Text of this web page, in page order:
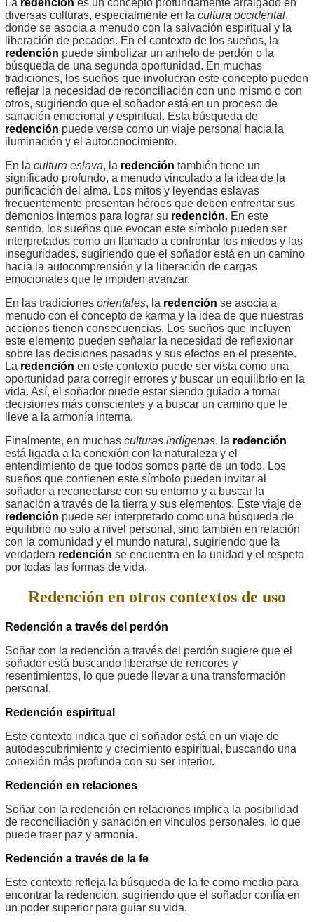
diversas culturas, especialmente en la cultura occidental,
donde se asocia a menudo con la salvación espiritual y la
liberación de pecados. En el contexto de los sueños, la
redención puede simbolizar un anhelo de perdón o la
búsqueda de una segunda oportunidad. En muchas
tradiciones, los sueños que involucran este concepto pueden
reflejar la necesidad de reconciliación con uno mismo o con
otros, sugiriendo que el soñador está en un proceso de
sanación emocional y espiritual. Esta búsqueda de
redención puede verse como un viaje personal hacia la
iluminación y el autoconocimiento.
En la cultura eslava, la redención también tiene un
significado profundo, a menudo vinculado a la idea de la
purificación del alma. Los mitos y leyendas eslavas
frecuentemente presentan héroes que deben enfrentar sus
demonios internos para lograr su redención. En este
sentido, los sueños que evocan este símbolo pueden ser
interpretados como un llamado a confrontar los miedos y las
inseguridades, sugiriendo que el soñador está en un camino
hacia la autocomprensión y la liberación de cargas
emocionales que le impiden avanzar.
En las tradiciones orientales, la redención se asocia a
menudo con el concepto de karma y la idea de que nuestras
acciones tienen consecuencias. Los sueños que incluyen
este elemento pueden señalar la necesidad de reflexionar
sobre las decisiones pasadas y sus efectos en el presente.
La redención en este contexto puede ser vista como una
oportunidad para corregir errores y buscar un equilibrio en la
vida. Así, el soñador puede estar siendo guiado a tomar
decisiones más conscientes y a buscar un camino que le
lleve a la armonía interna.
Finalmente, en muchas culturas indígenas, la redención
está ligada a la conexión con la naturaleza y el
entendimiento de que todos somos parte de un todo. Los
sueños que contienen este símbolo pueden invitar al
soñador a reconectarse con su entorno y a buscar la
sanación a través de la tierra y sus elementos. Este viaje de
redención puede ser interpretado como una búsqueda de
equilibrio no solo a nivel personal, sino también en relación
con la comunidad y el mundo natural, sugiriendo que la
verdadera redención se encuentra en la unidad y el respeto
por todas las formas de vida.
Redención en otros contextos de uso
Redención a través del perdón
Soñar con la redención a través del perdón sugiere que el
soñador está buscando liberarse de rencores y
resentimientos, lo que puede llevar a una transformación
personal.
Redención espiritual
Este contexto indica que el soñador está en un viaje de
autodescubrimiento y crecimiento espiritual, buscando una
conexión más profunda con su ser interior.
Redención en relaciones
Soñar con la redención en relaciones implica la posibilidad
de reconciliación y sanación en vínculos personales, lo que
puede traer paz y armonía.
Redención a través de la fe
Este contexto refleja la búsqueda de la fe como medio para
encontrar la redención, sugiriendo que el soñador confía en
un poder superior para guiar su vida.